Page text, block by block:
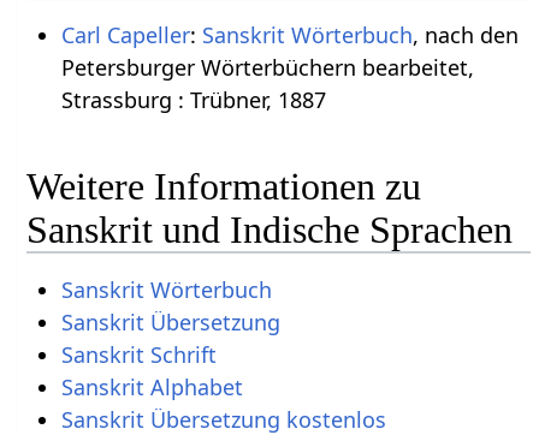
Carl Capeller: Sanskrit Wörterbuch, nach den
Petersburger Wörterbüchern bearbeitet,
Strassburg : Trübner, 1887
Weitere Informationen zu
Sanskrit und Indische Sprachen
Sanskrit Wörterbuch
Sanskrit Übersetzung
Sanskrit Schrift
Sanskrit Alphabet
Sanskrit Übersetzung kostenlos